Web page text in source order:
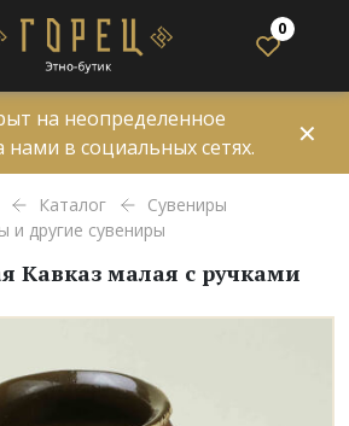
0
на неопределенное
нами в социальных сетях.
✕
Каталог
Сувениры
и другие сувениры
Кавказ малая с ручками